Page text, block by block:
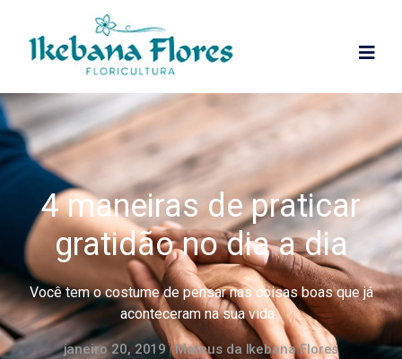
4 maneiras de praticar
gratidão no dia a dia
Você tem o costume de pensar nas coisas boas que já
aconteceram na sua vida...
janeiro 20, 2019 Mateus da Ikebana Flores